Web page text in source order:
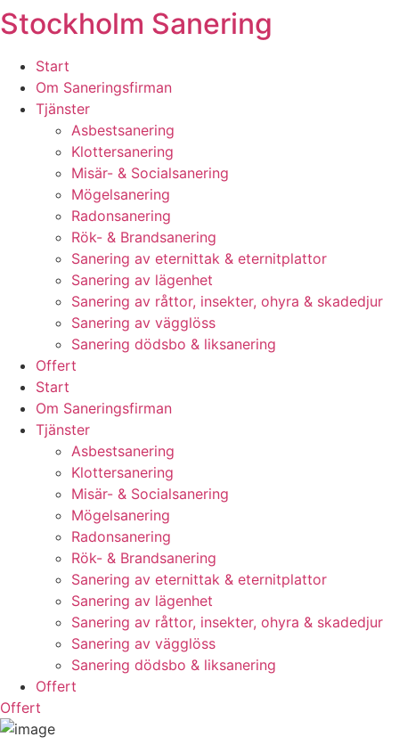
Skip
to
content
Stockholm Sanering
Start
Om Saneringsfirman
Tjänster
Asbestsanering
Klottersanering
Misär- & Socialsanering
Mögelsanering
Radonsanering
Rök- & Brandsanering
Sanering av eternittak & eternitplattor
Sanering av lägenhet
Sanering av råttor, insekter, ohyra & skadedjur
Sanering av vägglöss
Sanering dödsbo & liksanering
Offert
Start
Om Saneringsfirman
Tjänster
Asbestsanering
Klottersanering
Misär- & Socialsanering
Mögelsanering
Radonsanering
Rök- & Brandsanering
Sanering av eternittak & eternitplattor
Sanering av lägenhet
Sanering av råttor, insekter, ohyra & skadedjur
Sanering av vägglöss
Sanering dödsbo & liksanering
Offert
Offert